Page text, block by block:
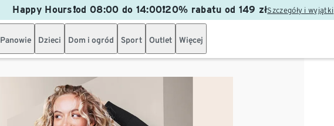
Happy Hours❗od 08:00 do 14:00❗20% rabatu od 149 złSzczegóły i wyjątki
Panowie Dzieci Dom i ogród Sport Outlet Więcej